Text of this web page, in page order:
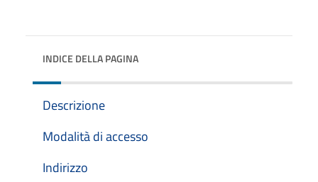
INDICE DELLA PAGINA
Descrizione
Modalità di accesso
Indirizzo